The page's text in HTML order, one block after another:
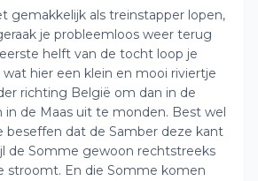
gemakkelijk als treinstapper lopen,
je probleemloos weer terug
helft van de tocht loop je
wat hier een klein en mooi riviertje
richting België om dan in de
in de Maas uit te monden. Best wel
beseffen dat de Samber deze kant
de Somme gewoon rechtstreeks
stroomt. En die Somme komen